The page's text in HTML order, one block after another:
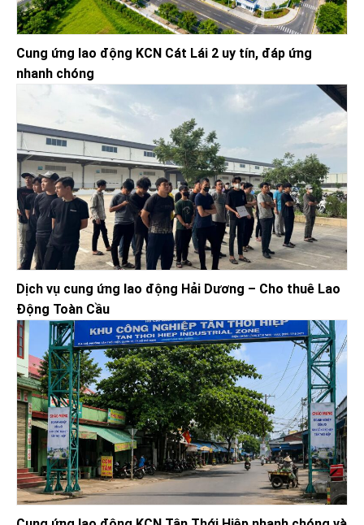
Cung ứng lao động KCN Cát Lái 2 uy tín, đáp ứng
nhanh chóng
Dịch vụ cung ứng lao động Hải Dương – Cho thuê Lao
Động Toàn Cầu